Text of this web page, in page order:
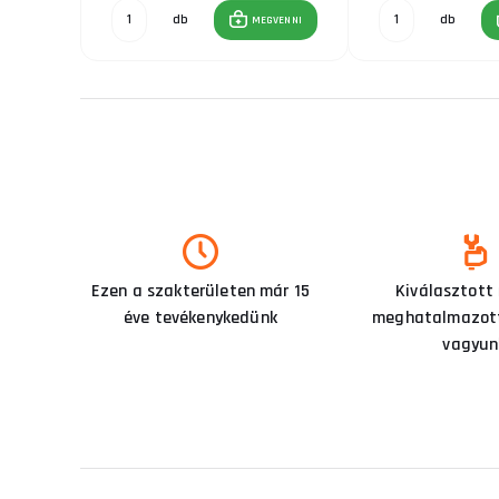
db MEGVENNI db
Ezen a szakterületen már 15
éve tevékenykedünk
Kiválasztott